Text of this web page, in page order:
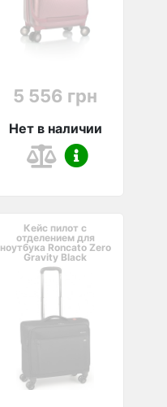
5 556 грн
Нет в наличии
Кейс пилот с
отделением для
ноутбука Roncato Zero
Gravity Black